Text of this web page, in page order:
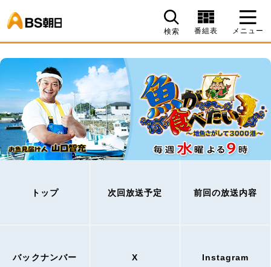
検索 番組表 メニュー
トップ 次回放送予定 前回の放送内容
バックナンバー X Instagram